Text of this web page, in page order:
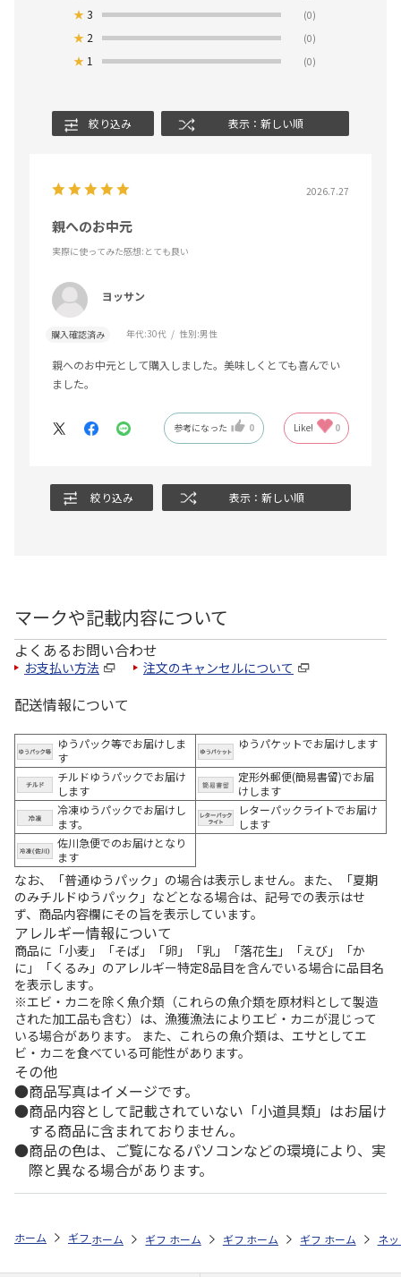
★3 (0)
★ 2 (0)
★ 1 (0)
絞り込み 表示：新しい順
2026.7.27
親へのお中元
実際に使ってみた感想:とても良い
ヨッサン
購入確認済み 年代:30代 性別:男性
親へのお中元として購入しました。美味しくとても喜んでい
ました。
参考になった 0 Like! 0
絞り込み 表示：新しい順
マークや記載内容について
よくあるお問い合わせ
お支払い方法 注文のキャンセルについて
配送情報について
ゆうパック等でお届けしま
す
ゆうパケットでお届けします
チルドゆうパックでお届け
します
定形外郵便(簡易書留)でお届
けします
冷凍ゆうパックでお届けし
ます。
レターパックライトでお届け
します
佐川急便でのお届けとなり
ます
なお、「普通ゆうパック」の場合は表示しません。また、「夏期
のみチルドゆうパック」などとなる場合は、記号での表示はせ
ず、商品内容欄にその旨を表示しています。
アレルギー情報について
商品に「小麦」「そば」「卵」「乳」「落花生」「えび」「か
に」「くるみ」のアレルギー特定8品目を含んでいる場合に品目名
を表示します。
※エビ・カニを除く魚介類（これらの魚介類を原材料として製造
された加工品も含む）は、漁獲漁法によりエビ・カニが混じって
いる場合があります。 また、これらの魚介類は、エサとしてエ
ビ・カニを食べている可能性があります。
その他
商品写真はイメージです。
商品内容として記載されていない「小道具類」はお届け
する商品に含まれておりません。
商品の色は、ご覧になるパソコンなどの環境により、実
際と異なる場合があります。
ホーム ギフトストア お中元・夏ギフト特集 2026 そうめん・麺類
ホーム ギフトストア お中元・夏ギフト特集 2026
ホーム ギフトストア お中元・夏ギフト
ホーム ギフトストア お
ホーム ネ